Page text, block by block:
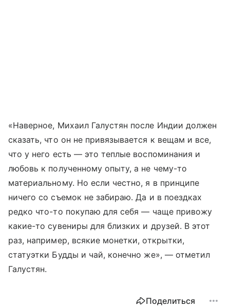
«Наверное, Михаил Галустян после Индии должен
сказать, что он не привязывается к вещам и все,
что у него есть — это теплые воспоминания и
любовь к полученному опыту, а не чему-то
материальному. Но если честно, я в принципе
ничего со съемок не забираю. Да и в поездках
редко что-то покупаю для себя — чаще привожу
какие-то сувениры для близких и друзей. В этот
раз, например, всякие монетки, открытки,
статуэтки Будды и чай, конечно же», — отметил
Галустян.
Поделиться